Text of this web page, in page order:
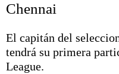
Chennai
El capitán del
tendrá su primera
League.